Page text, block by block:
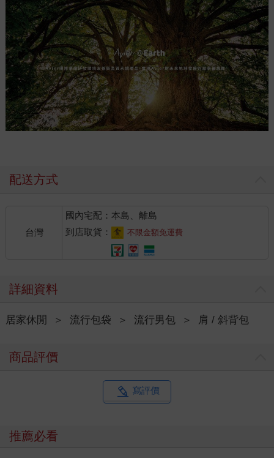
配送方式
台灣
國內宅配：本島、離島
到店取貨：
不限金額免運費
詳細資料
居家休閒 ＞ 流行包袋 ＞ 流行男包 ＞ 肩 / 斜背包
商品評價
寫評價
推薦必看